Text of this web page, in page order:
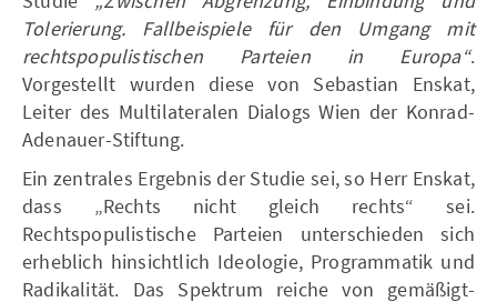
Tolerierung. Fallbeispiele für den Umgang mit
rechtspopulistischen Parteien in Europa“.
Vorgestellt wurden diese von Sebastian Enskat,
Leiter des Multilateralen Dialogs Wien der Konrad-
Adenauer-Stiftung.
Ein zentrales Ergebnis der Studie sei, so Herr Enskat,
dass „Rechts nicht gleich rechts“ sei.
Rechtspopulistische Parteien unterschieden sich
erheblich hinsichtlich Ideologie, Programmatik und
Radikalität. Das Spektrum reiche von gemäßigt-